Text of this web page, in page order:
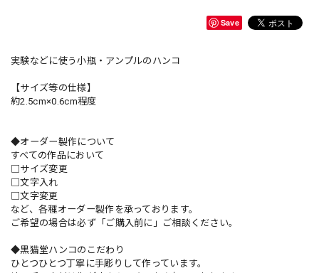
Save
実験などに使う小瓶・アンプルのハンコ
【サイズ等の仕様】
約2.5cm×0.6cm程度
◆オーダー製作について
すべての作品において
□サイズ変更
□文字入れ
□文字変更
など、各種オーダー製作を承っております。
ご希望の場合は必ず「ご購入前に」ご相談ください。
◆黒猫堂ハンコのこだわり
ひとつひとつ丁寧に手彫りして作っています。